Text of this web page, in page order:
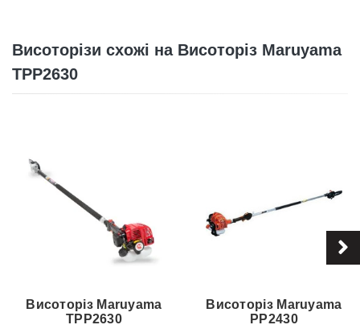
Висоторізи схожі на Висоторіз Maruyama
TPP2630
Висоторіз Maruyama
TPP2630
Висоторіз Maruyama
PP2430